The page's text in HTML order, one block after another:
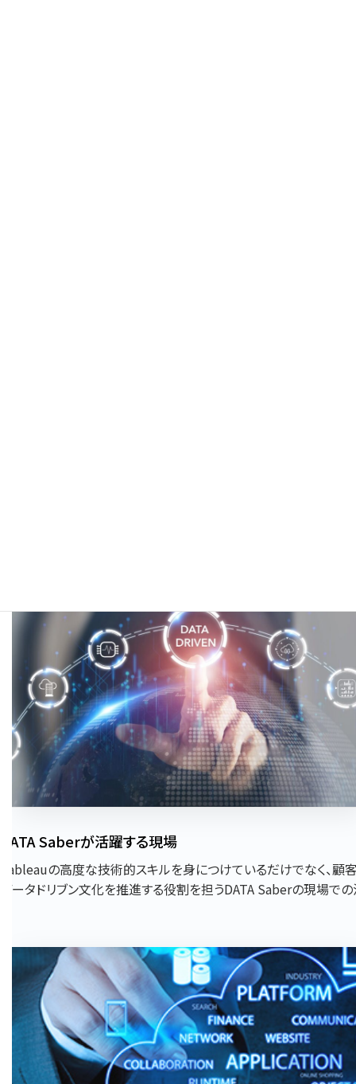
DATA Saberが活躍する現場
Tableauの高度な技術的スキルを身につけているだけでなく、顧
データドリブン文化を推進する役割を担うDATA Saberの現場で